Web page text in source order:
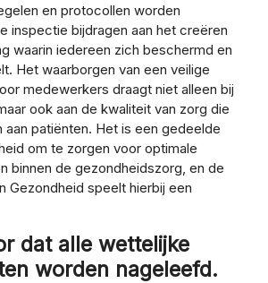
en protocollen worden
inspectie bijdragen aan het creëren
waarin iedereen zich beschermd en
Het waarborgen van een veilige
medewerkers draagt niet alleen bij
ook aan de kwaliteit van zorg die
aan patiënten. Het is een gedeelde
om te zorgen voor optimale
binnen de gezondheidszorg, en de
Gezondheid speelt hierbij een
dat alle wettelijke
worden nageleefd.